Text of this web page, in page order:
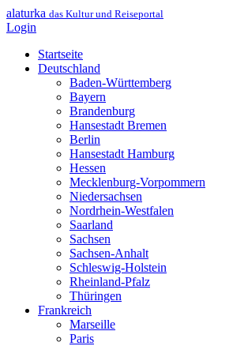
alaturka das Kultur und Reiseportal
Login
Startseite
Deutschland
Baden-Württemberg
Bayern
Brandenburg
Hansestadt Bremen
Berlin
Hansestadt Hamburg
Hessen
Mecklenburg-Vorpommern
Niedersachsen
Nordrhein-Westfalen
Saarland
Sachsen
Sachsen-Anhalt
Schleswig-Holstein
Rheinland-Pfalz
Thüringen
Frankreich
Marseille
Paris